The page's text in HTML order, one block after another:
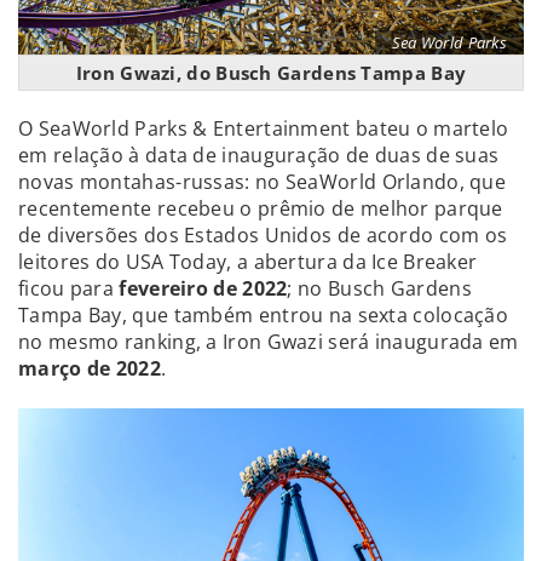
Sea World Parks
Iron Gwazi, do Busch Gardens Tampa Bay
O SeaWorld Parks & Entertainment bateu o martelo
em relação à data de inauguração de duas de suas
novas montahas-russas: no SeaWorld Orlando, que
recentemente recebeu o prêmio de melhor parque
de diversões dos Estados Unidos de acordo com os
leitores do USA Today, a abertura da Ice Breaker
ficou parafevereiro de 2022; no Busch Gardens
Tampa Bay, que também entrou na sexta colocação
no mesmo ranking, a Iron Gwazi será inaugurada em
março de 2022.